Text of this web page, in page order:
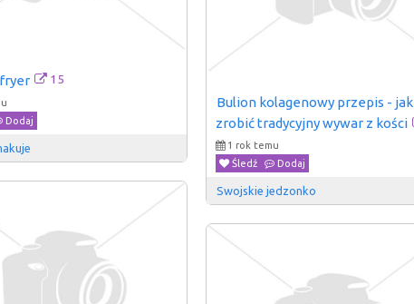
15
Dodaj
Bulion kolagenowy przepis - jak
zrobić tradycyjny wywar z kości
1 rok temu
Śledź
Dodaj
Swojskie jedzonko